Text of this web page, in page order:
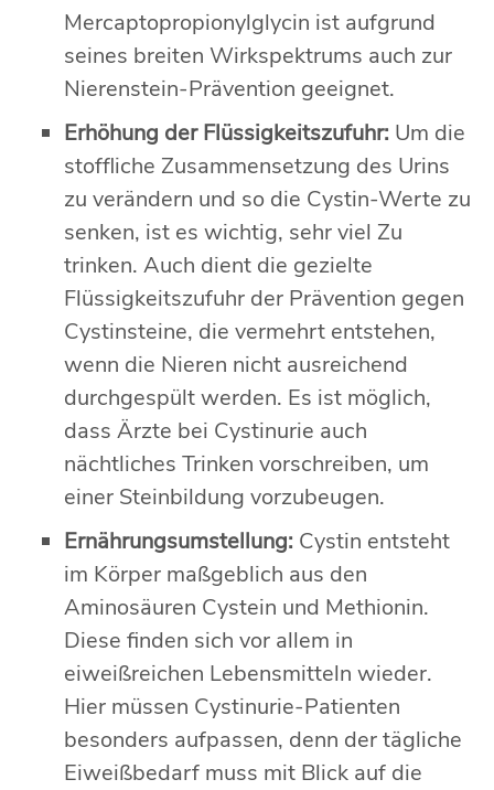
Mercaptopropionylglycin ist aufgrund
seines breiten Wirkspektrums auch zur
Nierenstein-Prävention geeignet.
Erhöhung der Flüssigkeitszufuhr: Um die
stoffliche Zusammensetzung des Urins
zu verändern und so die Cystin-Werte zu
senken, ist es wichtig, sehr viel Zu
trinken. Auch dient die gezielte
Flüssigkeitszufuhr der Prävention gegen
Cystinsteine, die vermehrt entstehen,
wenn die Nieren nicht ausreichend
durchgespült werden. Es ist möglich,
dass Ärzte bei Cystinurie auch
nächtliches Trinken vorschreiben, um
einer Steinbildung vorzubeugen.
Ernährungsumstellung: Cystin entsteht
im Körper maßgeblich aus den
Aminosäuren Cystein und Methionin.
Diese finden sich vor allem in
eiweißreichen Lebensmitteln wieder.
Hier müssen Cystinurie-Patienten
besonders aufpassen, denn der tägliche
Eiweißbedarf muss mit Blick auf die